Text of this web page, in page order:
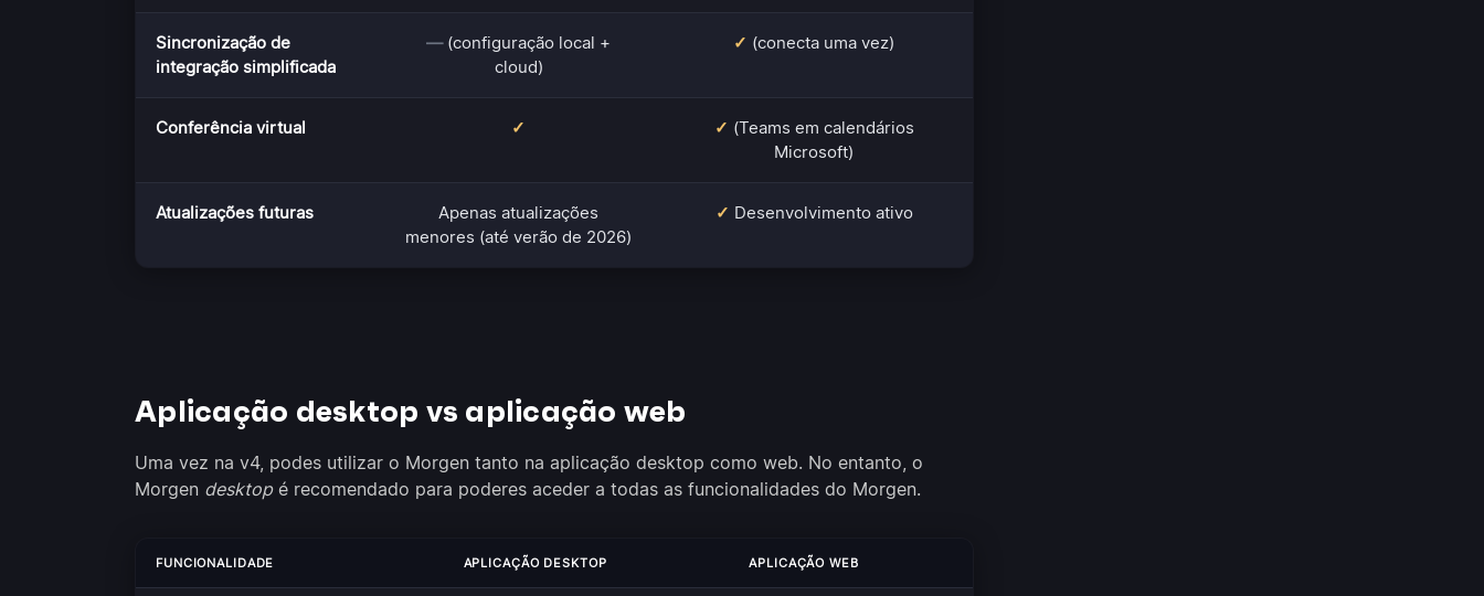
Sincronização de
integração simplificada
—(configuração local +
cloud)
✓ (conecta uma vez)
Conferência virtual ✓ ✓ (Teams em calendários
Microsoft)
Atualizações futuras
Apenas atualizações
menores (até verão de 2026)
✓ Desenvolvimento ativo
Aplicação desktop vs aplicação web
Uma vez na v4, podes utilizar o Morgen tanto na aplicação desktop como web. No entanto, o
Morgen desktopé recomendado para poderes aceder a todas as funcionalidades do Morgen.
FUNCIONALIDADE APLICAÇÃO DESKTOP APLICAÇÃO WEB